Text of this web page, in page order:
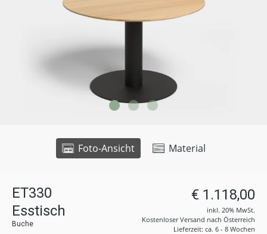
Foto-Ansicht Material
ET330
Esstisch
Buche
€ 1.118,00
inkl. 20% MwSt.
Kostenloser Versand nach Österreich
Lieferzeit: ca. 6 - 8 Wochen